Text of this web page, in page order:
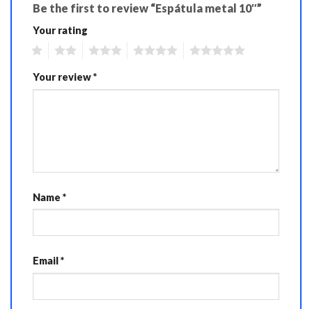
Be the first to review “Espátula metal 10″”
Your rating
Your review*
Name *
Email*